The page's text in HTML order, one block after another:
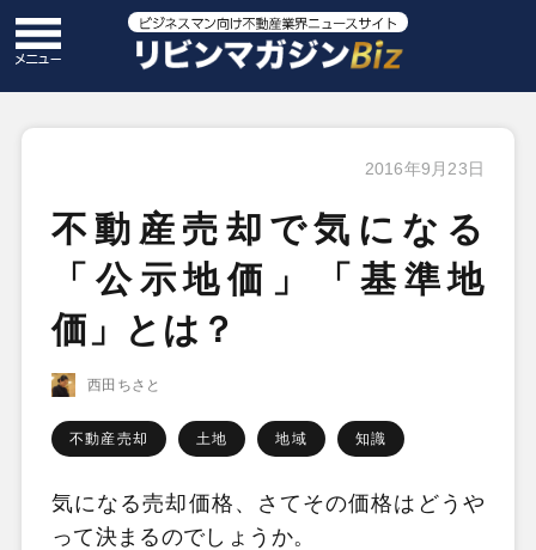
2016年9月23日
不動産売却で気になる
「公示地価」「基準地
価」とは？
西田ちさと
不動産売却 土地 地域 知識
気になる売却価格、さてその価格はどうや
って決まるのでしょうか。